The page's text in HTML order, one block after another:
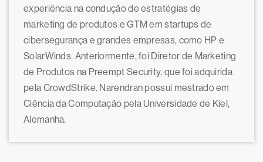
experiência na condução de estratégias de
marketing de produtos e GTM em startups de
cibersegurança e grandes empresas, como HP e
SolarWinds. Anteriormente, foi Diretor de Marketing
de Produtos na Preempt Security, que foi adquirida
pela CrowdStrike. Narendran possui mestrado em
Ciência da Computação pela Universidade de Kiel,
Alemanha.